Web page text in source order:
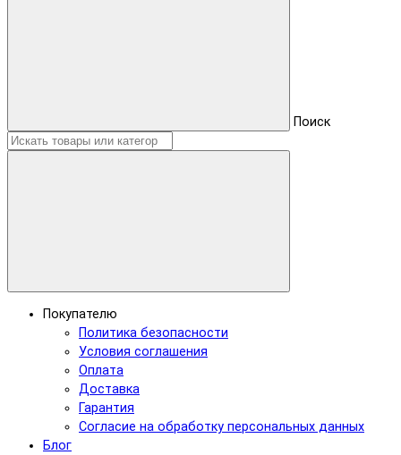
Поиск
Покупателю
Политика безопасности
Условия соглашения
Оплата
Доставка
Гарантия
Согласие на обработку персональных данных
Блог